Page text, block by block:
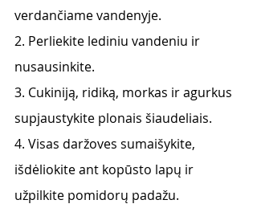
verdančiame vandenyje.
2. Perliekite lediniu vandeniu ir
nusausinkite.
3. Cukiniją, ridiką, morkas ir agurkus
supjaustykite plonais šiaudeliais.
4. Visas daržoves sumaišykite,
išdėliokite ant kopūsto lapų ir
užpilkite pomidorų padažu.